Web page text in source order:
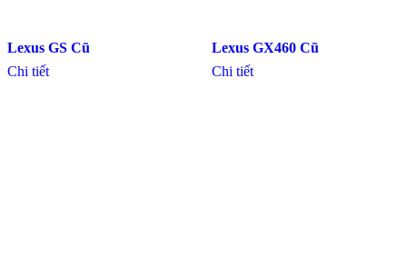
Lexus GS Cũ
Chi tiết
Lexus GX460 Cũ
Chi tiết